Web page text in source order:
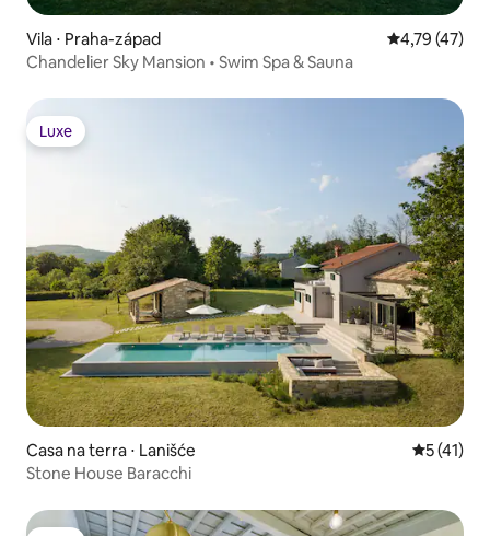
Vila ⋅ Praha-západ 4,79 de uma
4,79 (47)
Chandelier Sky Mansion • Swim Spa & Sauna
Luxe
Luxe
Casa na terra ⋅ Lanišće 5 de uma
5 (41)
Stone House Baracchi